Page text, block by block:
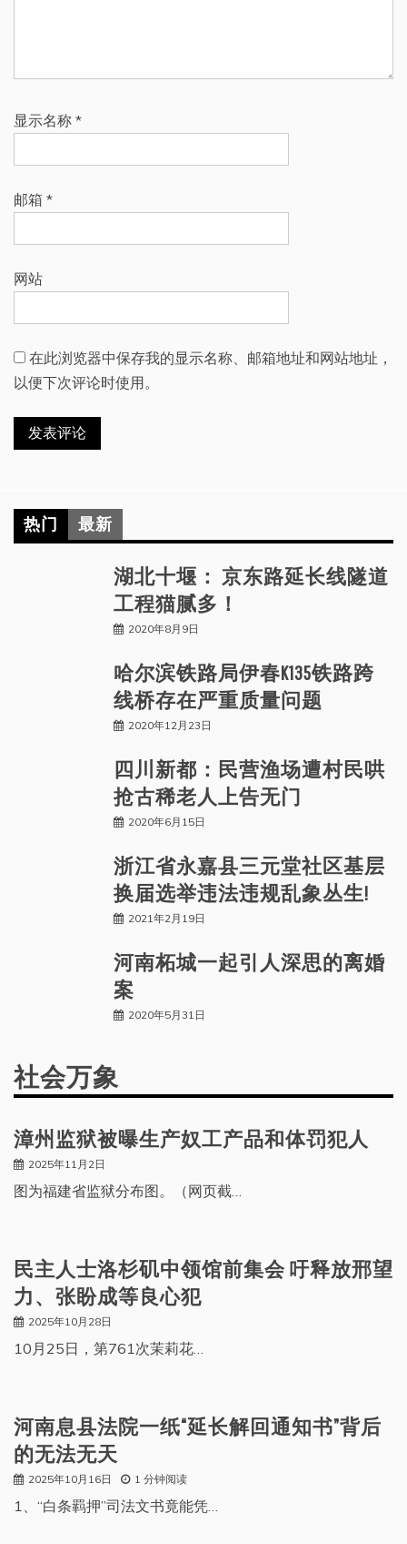
显示名称 *
邮箱 *
网站
在此浏览器中保存我的显示名称、邮箱地址和网站地址，
以便下次评论时使用。
热门 最新
湖北十堰： 京东路延长线隧道
工程猫腻多！
2020年8月9日
哈尔滨铁路局伊春K135铁路跨
线桥存在严重质量问题
2020年12月23日
四川新都：民营渔场遭村民哄
抢古稀老人上告无门
2020年6月15日
浙江省永嘉县三元堂社区基层
换届选举违法违规乱象丛生!
2021年2月19日
河南柘城一起引人深思的离婚
案
2020年5月31日
社会万象
漳州监狱被曝生产奴工产品和体罚犯人
2025年11月2日
图为福建省监狱分布图。（网页截…
民主人士洛杉矶中领馆前集会 吁释放邢望
力、张盼成等良心犯
2025年10月28日
10月25日，第761次茉莉花…
河南息县法院一纸“延长解回通知书”背后
的无法无天
2025年10月16日 1 分钟阅读
1、“白条羁押”司法文书竟能凭…